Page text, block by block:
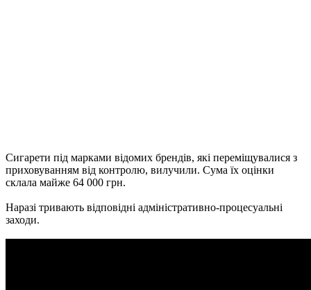
Сигарети під марками відомих брендів, які переміщувалися з
приховуванням від контролю, вилучили. Сума їх оцінки
склала майже 64 000 грн.
Наразі тривають відповідні адміністративно-процесуальні
заходи.